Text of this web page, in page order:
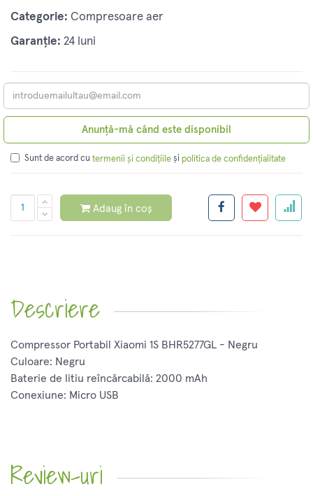
Categorie: Compresoare aer
Garanție: 24 luni
Anunță-mă când este disponibil
Sunt de acord cu termenii și condițiile și politica de confidențialitate
Adaug în coș
Descriere
Compressor Portabil Xiaomi 1S BHR5277GL - Negru
Culoare: Negru
Baterie de litiu reîncărcabilă: 2000 mAh
Conexiune: Micro USB
Review-uri